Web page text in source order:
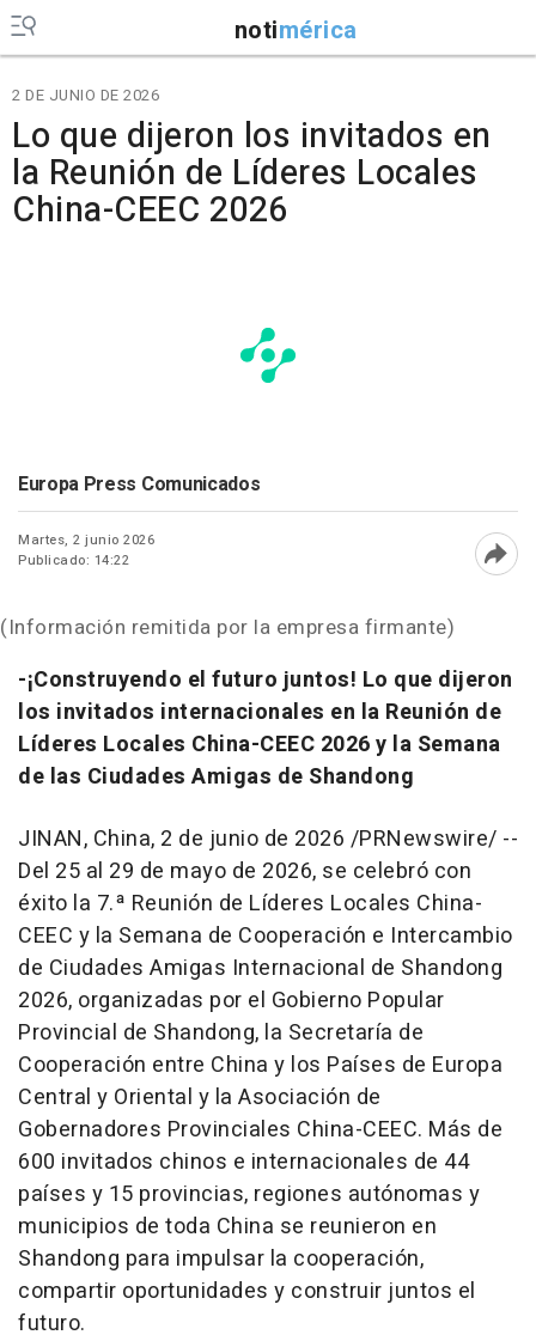
notimérica
2 DE JUNIO DE 2026
Lo que dijeron los invitados en
la Reunión de Líderes Locales
China-CEEC 2026
Europa Press Comunicados
Martes, 2 junio 2026
Publicado: 14:22
(Información remitida por la empresa firmante)
-¡Construyendo el futuro juntos! Lo que dijeron
los invitados internacionales en la Reunión de
Líderes Locales China-CEEC 2026 y la Semana
de las Ciudades Amigas de Shandong
JINAN, China, 2 de junio de 2026 /PRNewswire/ --
Del 25 al 29 de mayo de 2026, se celebró con
éxito la 7.ª Reunión de Líderes Locales China-
CEEC y la Semana de Cooperación e Intercambio
de Ciudades Amigas Internacional de Shandong
2026, organizadas por el Gobierno Popular
Provincial de Shandong, la Secretaría de
Cooperación entre China y los Países de Europa
Central y Oriental y la Asociación de
Gobernadores Provinciales China-CEEC. Más de
600 invitados chinos e internacionales de 44
países y 15 provincias, regiones autónomas y
municipios de toda China se reunieron en
Shandong para impulsar la cooperación,
compartir oportunidades y construir juntos el
futuro.